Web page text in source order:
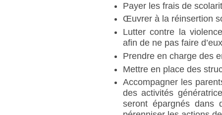
Payer les frais de
Œuvrer à la réinsertion
Lutter contre la
afin de ne pas faire
Prendre en charge des
Mettre en place des
Accompagner les
des activités
seront épargnés dans